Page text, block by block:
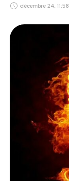
décembre 24,